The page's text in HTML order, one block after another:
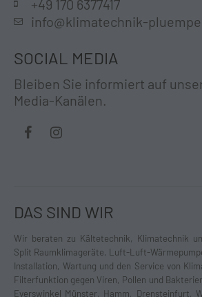
+49 170 6377417
info@klimatechnik-
SOCIAL MEDIA
Bleiben Sie informiert auf
Media-Kanälen.
DAS SIND WIR
Wir beraten zu Kältetechnik, Klimatechnik
Split Raumklimageräte, Luft-Luft-
Installation, Wartung und den Service von
Filterfunktion gegen Viren, Pollen und
Everswinkel Münster, Hamm, Drensteinfurt,